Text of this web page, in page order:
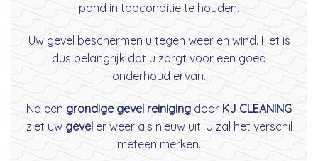
pand in topconditie te houden.
Uw gevel beschermen u tegen weer en wind. Het is
dus belangrijk dat u zorgt voor een goed
onderhoud ervan.
Na een grondige gevel reiniging door KJ CLEANING
ziet uw geveler weer als nieuw uit. U zal het verschil
meteen merken.